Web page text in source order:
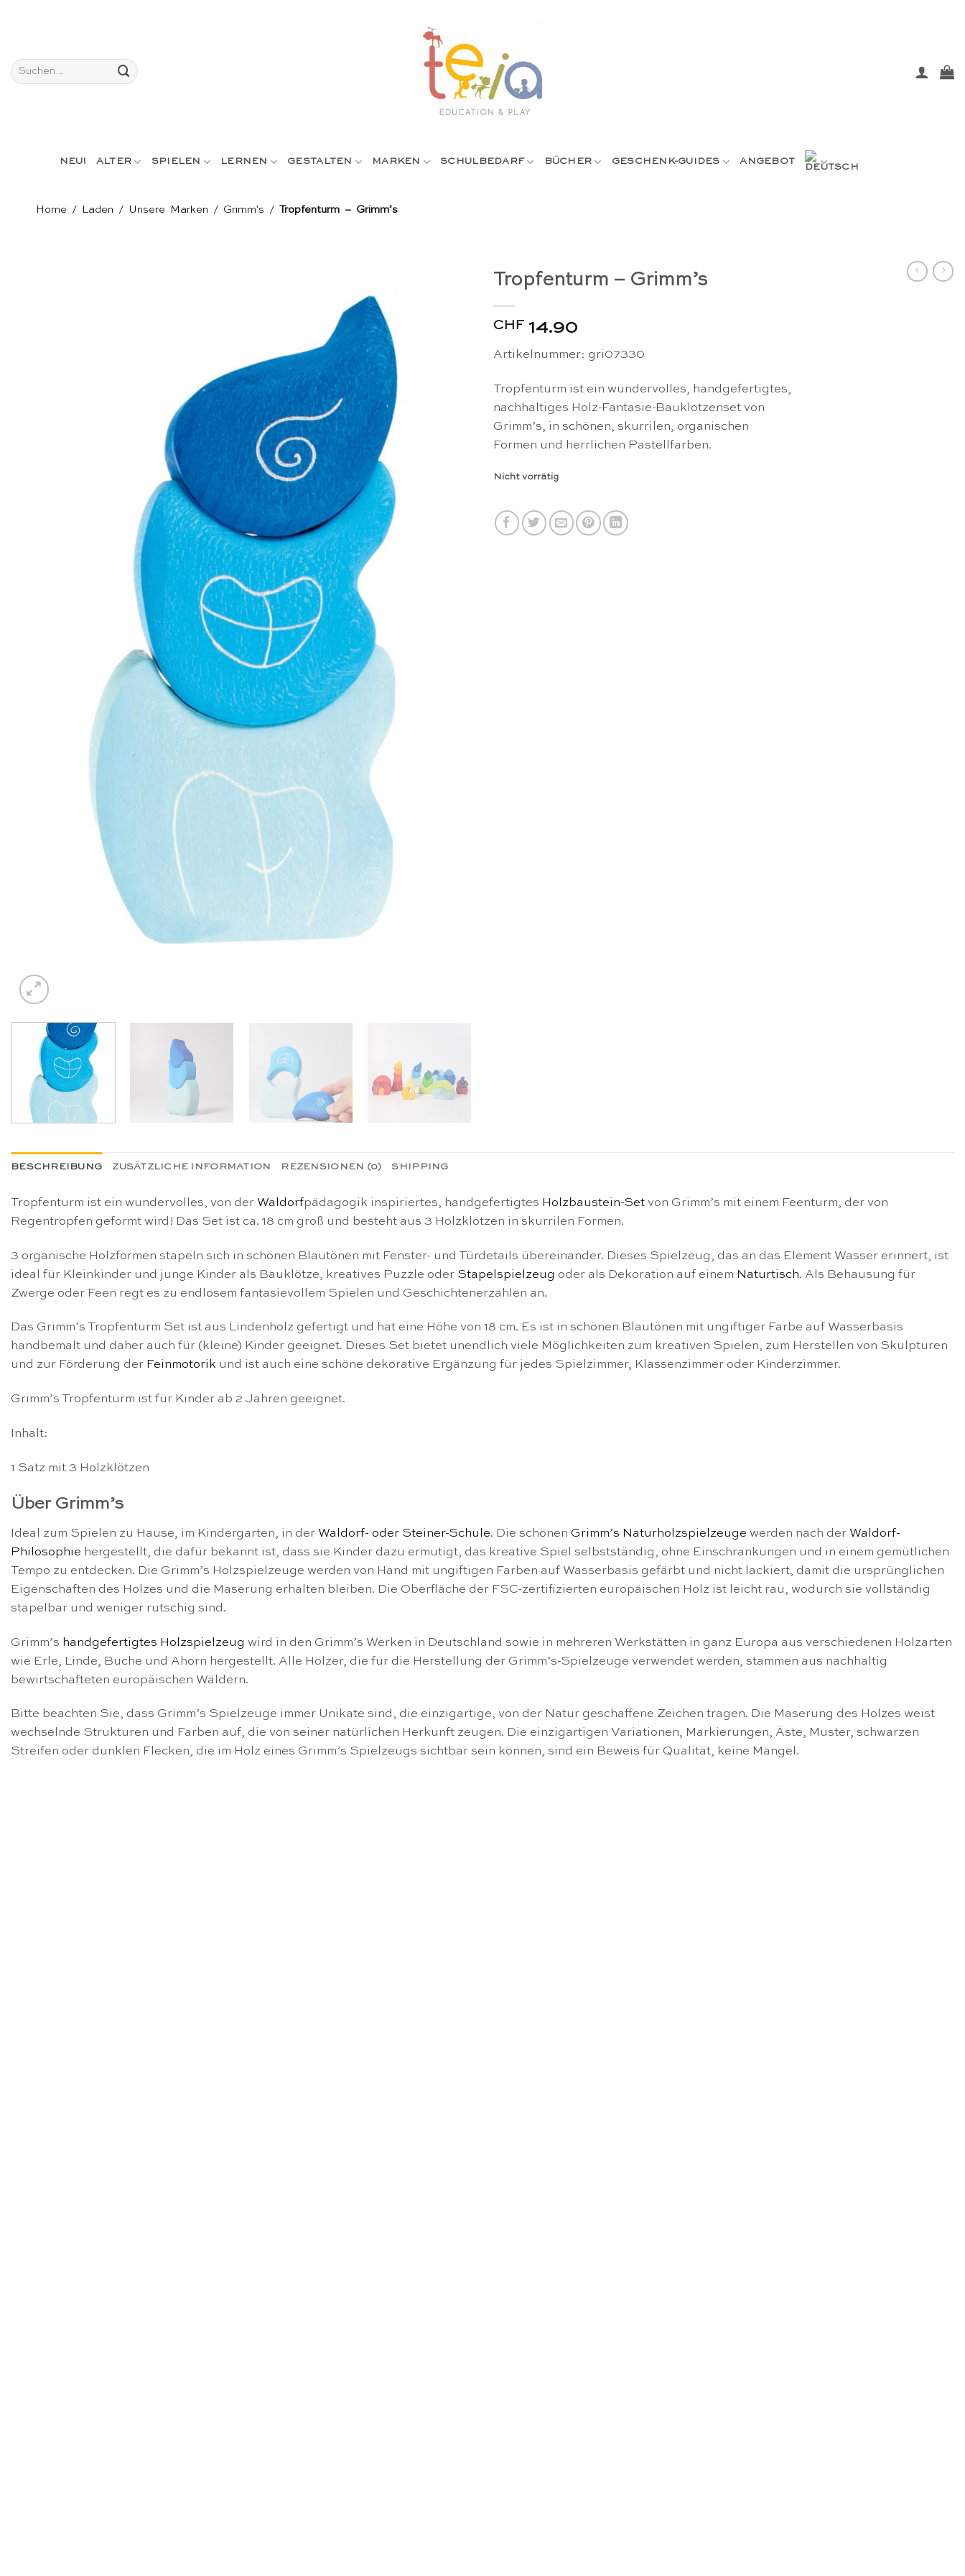
Suchen
nach:
NEU! ALTER SPIELEN LERNEN GESTALTEN MARKEN SCHULBEDARF BÜCHER GESCHENK-GUIDES ANGEBOT
Home / Laden / Unsere Marken / Grimm's / Tropfenturm – Grimm’s
Tropfenturm – Grimm’s
CHF 14.90
Artikelnummer: gri07330
Tropfenturm ist ein wundervolles, handgefertigtes,
nachhaltiges Holz-Fantasie-Bauklotzenset von
Grimm’s, in schönen, skurrilen, organischen
Formen und herrlichen Pastellfarben.
Nicht vorrätig
BESCHREIBUNG ZUSÄTZLICHE INFORMATION REZENSIONEN (0) SHIPPING
Tropfenturm ist ein wundervolles, von der Waldorfpädagogik inspiriertes, handgefertigtes Holzbaustein-Set von Grimm’s mit einem Feenturm, der von
Regentropfen geformt wird! Das Set ist ca. 18 cm groß und besteht aus 3 Holzklötzen in skurrilen Formen.
3 organische Holzformen stapeln sich in schönen Blautönen mit Fenster- und Türdetails übereinander. Dieses Spielzeug, das an das Element Wasser erinnert, ist
ideal für Kleinkinder und junge Kinder als Bauklötze, kreatives Puzzle oder Stapelspielzeug oder als Dekoration auf einem Naturtisch. Als Behausung für
Zwerge oder Feen regt es zu endlosem fantasievollem Spielen und Geschichtenerzählen an.
Das Grimm’s Tropfenturm Set ist aus Lindenholz gefertigt und hat eine Höhe von 18 cm. Es ist in schönen Blautönen mit ungiftiger Farbe auf Wasserbasis
handbemalt und daher auch für (kleine) Kinder geeignet. Dieses Set bietet unendlich viele Möglichkeiten zum kreativen Spielen, zum Herstellen von Skulpturen
und zur Förderung der Feinmotorik und ist auch eine schöne dekorative Ergänzung für jedes Spielzimmer, Klassenzimmer oder Kinderzimmer.
Grimm’s Tropfenturm ist für Kinder ab 2 Jahren geeignet.
Inhalt:
1 Satz mit 3 Holzklötzen
Über Grimm’s
Ideal zum Spielen zu Hause, im Kindergarten, in der Waldorf- oder Steiner-Schule. Die schönen Grimm’s Naturholzspielzeuge werden nach der Waldorf-
Philosophie hergestellt, die dafür bekannt ist, dass sie Kinder dazu ermutigt, das kreative Spiel selbstständig, ohne Einschränkungen und in einem gemütlichen
Tempo zu entdecken. Die Grimm’s Holzspielzeuge werden von Hand mit ungiftigen Farben auf Wasserbasis gefärbt und nicht lackiert, damit die ursprünglichen
Eigenschaften des Holzes und die Maserung erhalten bleiben. Die Oberfläche der FSC-zertifizierten europäischen Holz ist leicht rau, wodurch sie vollständig
stapelbar und weniger rutschig sind.
Grimm’s handgefertigtes Holzspielzeug wird in den Grimm’s Werken in Deutschland sowie in mehreren Werkstätten in ganz Europa aus verschiedenen Holzarten
wie Erle, Linde, Buche und Ahorn hergestellt. Alle Hölzer, die für die Herstellung der Grimm’s-Spielzeuge verwendet werden, stammen aus nachhaltig
bewirtschafteten europäischen Wäldern.
Bitte beachten Sie, dass Grimm’s Spielzeuge immer Unikate sind, die einzigartige, von der Natur geschaffene Zeichen tragen. Die Maserung des Holzes weist
wechselnde Strukturen und Farben auf, die von seiner natürlichen Herkunft zeugen. Die einzigartigen Variationen, Markierungen, Äste, Muster, schwarzen
Streifen oder dunklen Flecken, die im Holz eines Grimm’s Spielzeugs sichtbar sein können, sind ein Beweis für Qualität, keine Mängel.